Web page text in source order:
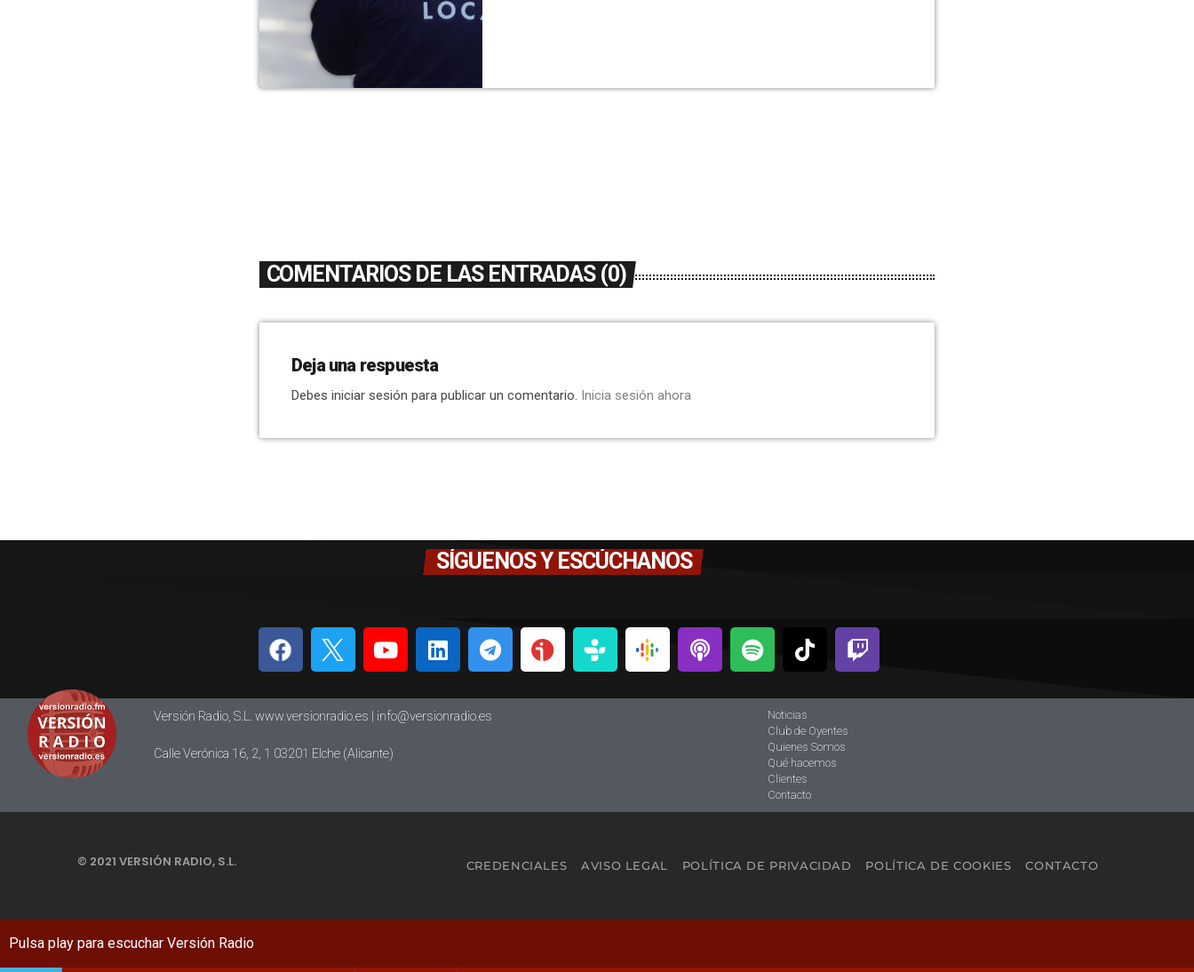
COMENTARIOS DE LAS ENTRADAS (0)
Deja una respuesta
Debes iniciar sesión para publicar un comentario. Inicia sesión ahora
SÍGUENOS Y ESCÚCHANOS
Versión Radio, S.L. www.versionradio.es | info@versionradio.es
Calle Verónica 16, 2, 1 03201 Elche (Alicante)
Noticias
Club de Oyentes
Quienes Somos
Qué hacemos
Clientes
Contacto
© 2021 VERSIÓN RADIO, S.L. CREDENCIALES AVISO LEGAL POLÍTICA DE PRIVACIDAD POLÍTICA DE COOKIES CONTACTO